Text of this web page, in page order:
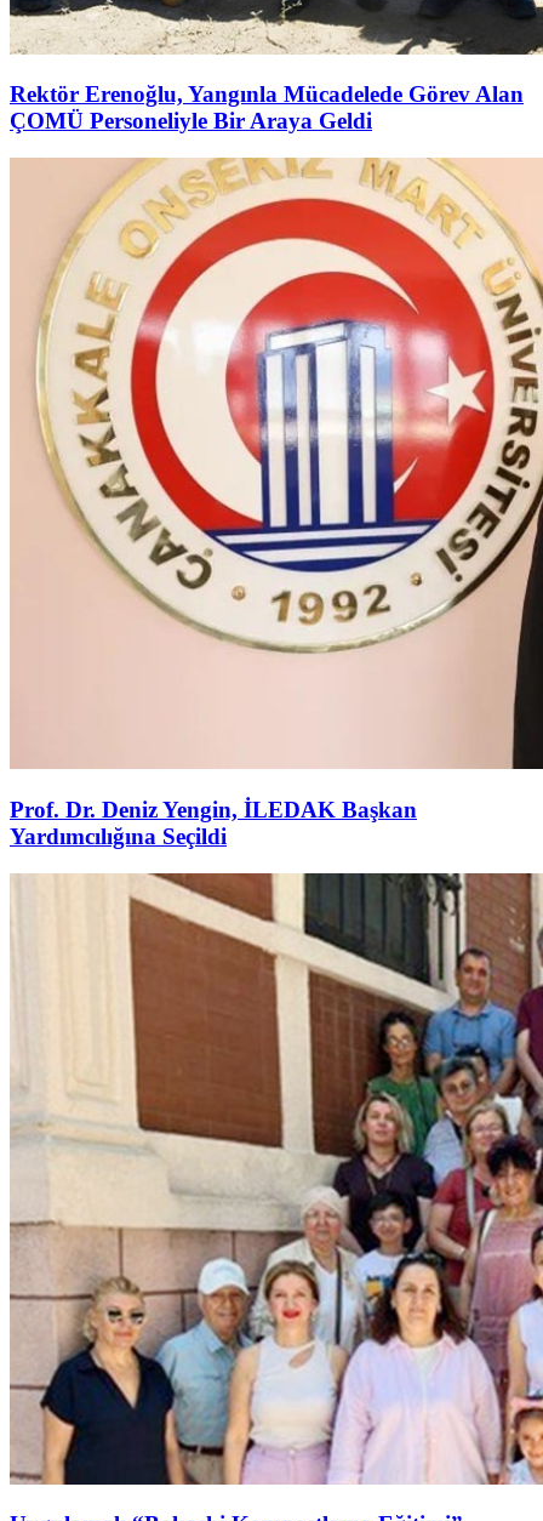
Rektör Erenoğlu, Yangınla Mücadelede Görev Alan
ÇOMÜ Personeliyle Bir Araya Geldi
Prof. Dr. Deniz Yengin, İLEDAK Başkan
Yardımcılığına Seçildi